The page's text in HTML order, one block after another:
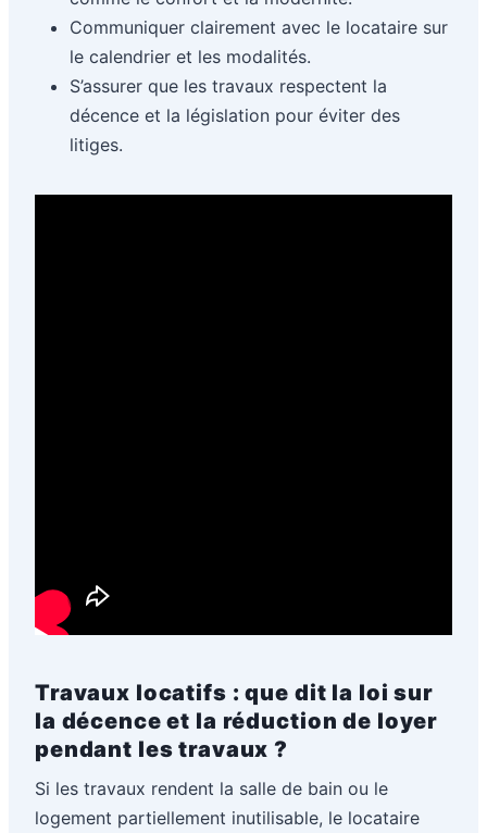
Communiquer clairement avec le locataire sur
le calendrier et les modalités.
S’assurer que les travaux respectent la
décence et la législation pour éviter des
litiges.
Travaux locatifs : que dit la loi sur
la décence et la réduction de loyer
pendant les travaux ?
Si les travaux rendent la salle de bain ou le
logement partiellement inutilisable, le locataire